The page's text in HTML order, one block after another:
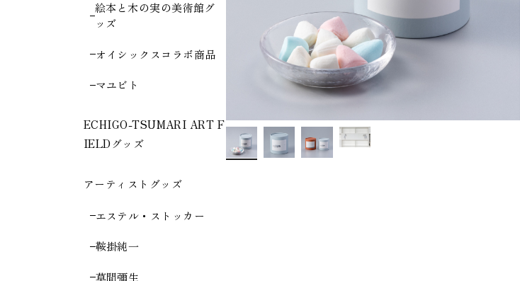
絵本と木の実の美術館グ
ッズ
オイシックスコラボ商品
マユビト
ECHIGO-TSUMARI ART F
IELDグッズ
アーティストグッズ
エステル・ストッカー
鞍掛純一
草間彌生